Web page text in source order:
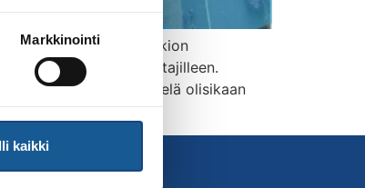
Markkinointi
kaikki
Mäkelänrinteen lukion
huoltajilleen ja valmentajilleen.
yhteishaku ei vielä olisikaan